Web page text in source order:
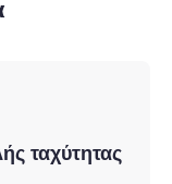
ταχύτητας